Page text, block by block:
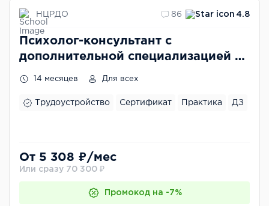
НЦРДО 86 4.8
Психолог-консультант с
дополнительной специализацией по
14 месяцев Для всех
Трудоустройство Сертификат Практика ДЗ
От 5 308 ₽/мес
Или сразу 70 300 ₽
Промокод на -7%